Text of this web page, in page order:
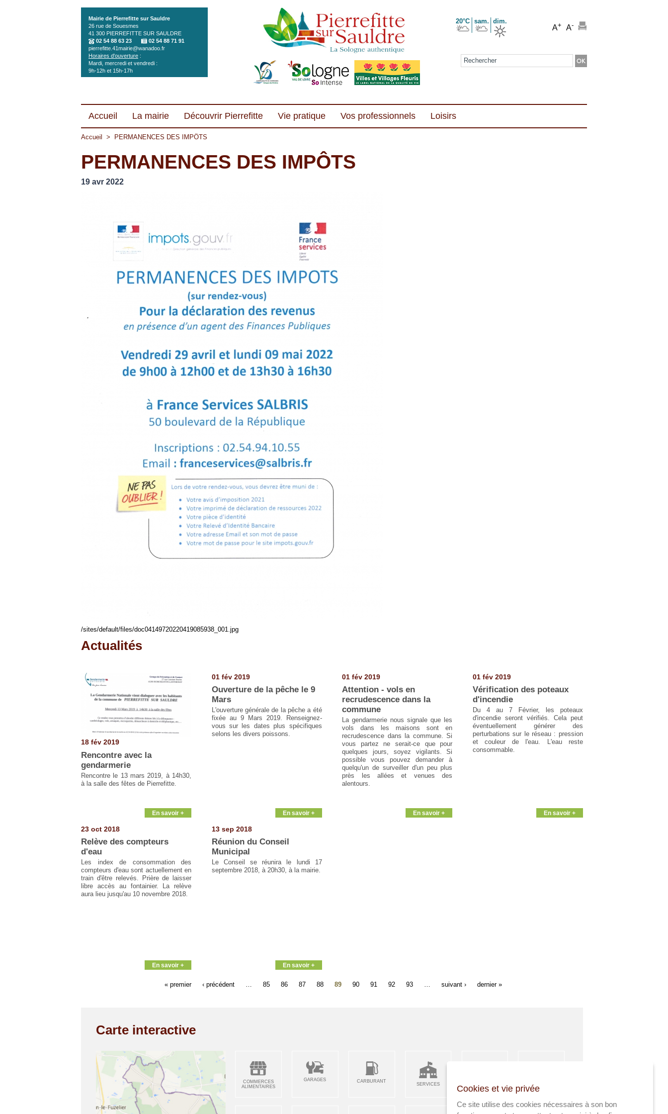
Mairie de Pierrefitte sur Sauldre
26 rue de Souesmes
41 300 PIERREFITTE SUR SAULDRE
02 54 88 63 23
02 54 88 71 91
pierrefitte.41mairie@wanadoo.fr
Horaires d'ouverture :
Mardi, mercredi et vendredi :
9h-12h et 15h-17h
20°C sam. dim.
A+ A-
Formulaire de recherche
Accueil La mairie Découvrir Pierrefitte Vie pratique Vos professionnels Loisirs
Accueil > PERMANENCES DES IMPÔTS
PERMANENCES DES IMPÔTS
19 avr 2022
/sites/default/files/doc04149720220419085938_001.jpg
Actualités
18 fév 2019
Rencontre avec la
gendarmerie
Rencontre le 13 mars 2019, à 14h30,
à la salle des fêtes de Pierrefitte.
En savoir +
01 fév 2019
Ouverture de la pêche le 9
Mars
L'ouverture générale de la pêche a été
fixée au 9 Mars 2019. Renseignez-
vous sur les dates plus spécifiques
selons les divers poissons.
En savoir +
01 fév 2019
Attention - vols en
recrudescence dans la
commune
La gendarmerie nous signale que les
vols dans les maisons sont en
recrudescence dans la commune. Si
vous partez ne serait-ce que pour
quelques jours, soyez vigilants. Si
possible vous pouvez demander à
quelqu'un de surveiller d'un peu plus
près les allées et venues des
alentours.
En savoir +
01 fév 2019
Vérification des poteaux
d'incendie
Du 4 au 7 Février, les poteaux
d'incendie seront vérifiés. Cela peut
éventuellement générer des
perturbations sur le réseau : pression
et couleur de l'eau. L'eau reste
consommable.
En savoir +
23 oct 2018
Relève des compteurs
d'eau
Les index de consommation des
compteurs d'eau sont actuellement en
train d'être relevés. Prière de laisser
libre accès au fontainier. La relève
aura lieu jusqu'au 10 novembre 2018.
En savoir +
13 sep 2018
Réunion du Conseil
Municipal
Le Conseil se réunira le lundi 17
septembre 2018, à 20h30, à la mairie.
En savoir +
Pages
« premier ‹ précédent 85 86 87 88 89 90 91 92 93 suivant › dernier »
Carte interactive
COMMERCES
ALIMENTAIRES
GARAGES CARBURANT
SERVICES HÉBERGEMENT
ACTIVITÉS
SPORTIVES
Cookies et vie privée
Ce site utilise des cookies nécessaires à son bon